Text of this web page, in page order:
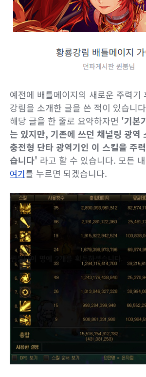
예전에 배틀메이지의 새로운 주력기
강림을 소개한 글을 쓴 적이 있습니
해당 글을 한 줄로 요약하자면 '기본
는 있지만, 기존에 쓰던 채널링 광역
충전형 단타 광역기인 이 스킬을 주
습니다' 라고 할 수 있습니다. 모든
여기를 누르면 되겠습니다.